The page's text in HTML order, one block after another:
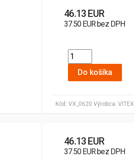
Kód: VX_0620 Výrobca: VITEX
46.13 EUR
37.50 EUR bez DPH
Do košíka
46.13 EUR
37.50 EUR bez DPH